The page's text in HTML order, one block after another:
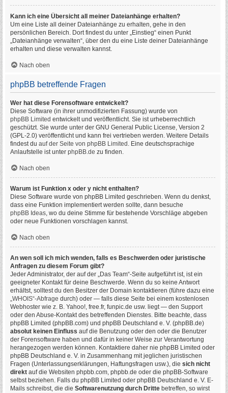
Kann ich eine Übersicht all meiner Dateianhänge erhalten?
Um eine Liste all deiner Dateianhänge zu erhalten, gehe in den
persönlichen Bereich. Dort findest du unter „Einstieg“ einen Punkt
„Dateianhänge verwalten“, über den du eine Liste deiner Dateianhänge
erhalten und diese verwalten kannst.
Nach oben
phpBB betreffende Fragen
Wer hat diese Forensoftware entwickelt?
Diese Software (in ihrer unmodifizierten Fassung) wurde von
phpBB Limited entwickelt und veröffentlicht. Sie ist urheberrechtlich
geschützt. Sie wurde unter der GNU General Public License, Version 2
(GPL-2.0) veröffentlicht und kann frei vertrieben werden. Weitere Details
findest du auf der Seite von phpBB Limited . Eine deutschsprachige
Anlaufstelle ist unter phpBB.de zu finden.
Nach oben
Warum ist Funktion x oder y nicht enthalten?
Diese Software wurde von phpBB Limited geschrieben. Wenn du denkst,
dass eine Funktion implementiert werden sollte, dann besuche
phpBB Ideas, wo du deine Stimme für bestehende Vorschläge abgeben
oder neue Funktionen vorschlagen kannst.
Nach oben
An wen soll ich mich wenden, falls es Beschwerden oder juristische
Anfragen zu diesem Forum gibt?
Jeder Administrator, der auf der „Das Team“-Seite aufgeführt ist, ist ein
geeigneter Kontakt für deine Beschwerde. Wenn du so keine Antwort
erhältst, solltest du den Besitzer der Domain kontaktieren (führe dazu eine
„WHOIS“-Abfrage durch) oder — falls diese Seite bei einem kostenlosen
Webhoster wie z. B. Yahoo!, free.fr, funpic.de usw. liegt — den Support
oder den Abuse-Kontakt des betreffenden Dienstes. Bitte beachte, dass
phpBB Limited (phpBB.com) und phpBB Deutschland e. V. (phpBB.de)
absolut keinen Einfluss auf die Benutzung oder den oder die Benutzer
der Forensoftware haben und dafür in keiner Weise zur Verantwortung
herangezogen werden können. Kontaktiere daher nie phpBB Limited oder
phpBB Deutschland e. V. in Zusammenhang mit jeglichen juristischen
Fragen (Unterlassungserklärungen, Haftungsfragen usw.), die sich nicht
direkt auf die Websiten phpbb.com, phpbb.de oder die phpBB-Software
selbst beziehen. Falls du phpBB Limited oder phpBB Deutschland e. V. E-
Mails schreibst, die die Softwarenutzung durch Dritte betreffen, so wirst